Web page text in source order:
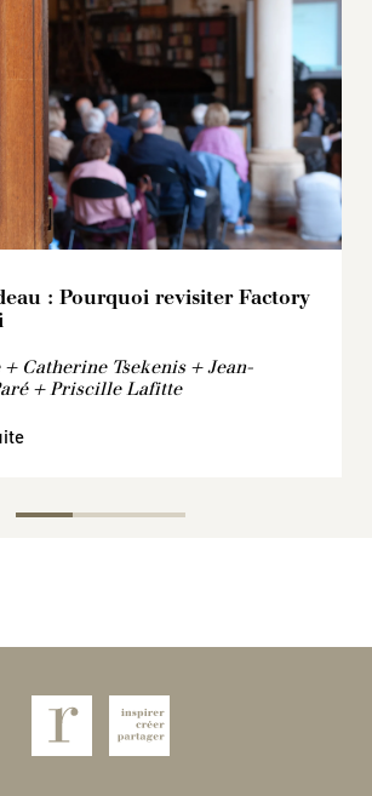
: Pourquoi revisiter Factory
Catherine Tsekenis + Jean-
+ Priscille Lafitte
93/23
Siècles & Isabelle Faust